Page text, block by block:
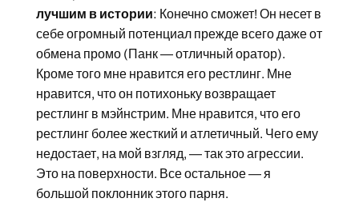
лучшим в истории: Конечно сможет! Он несет в
себе огромный потенциал прежде всего даже от
обмена промо (Панк — отличный оратор).
Кроме того мне нравится его рестлинг. Мне
нравится, что он потихоньку возвращает
рестлинг в мэйнстрим. Мне нравится, что его
рестлинг более жесткий и атлетичный. Чего ему
недостает, на мой взгляд, — так это агрессии.
Это на поверхности. Все остальное — я
большой поклонник этого парня.